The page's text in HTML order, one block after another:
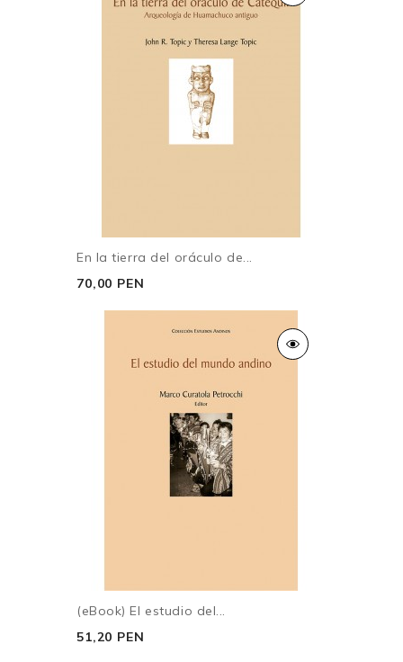
En la tierra del oráculo de...
70,00 PEN
(eBook) El estudio del...
51,20 PEN